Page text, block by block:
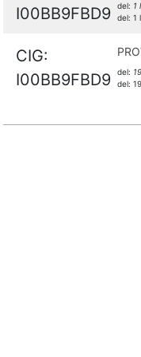
I00BB9FBD9
del: 1
del:1
CIG:
I00BB9FBD9
del:
del: